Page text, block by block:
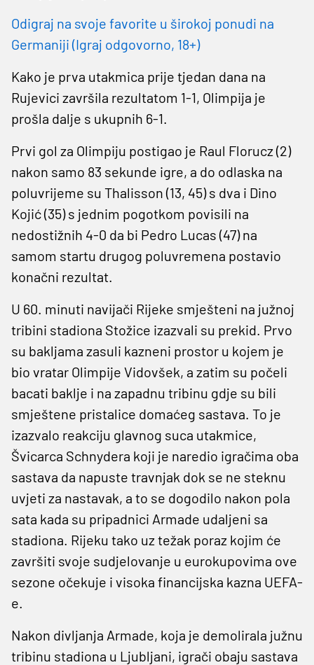
Odigraj na svoje favorite u širokoj ponudi na
Germaniji (Igraj odgovorno, 18+)
Kako je prva utakmica prije tjedan dana na
Rujevici završila rezultatom 1-1, Olimpija je
prošla dalje s ukupnih 6-1.
Prvi gol za Olimpiju postigao je Raul Florucz (2)
nakon samo 83 sekunde igre, a do odlaska na
poluvrijeme su Thalisson (13, 45) s dva i Dino
Kojić (35) s jednim pogotkom povisili na
nedostižnih 4-0 da bi Pedro Lucas (47) na
samom startu drugog poluvremena postavio
konačni rezultat.
U 60. minuti navijači Rijeke smješteni na južnoj
tribini stadiona Stožice izazvali su prekid. Prvo
su bakljama zasuli kazneni prostor u kojem je
bio vratar Olimpije Vidovšek, a zatim su počeli
bacati baklje i na zapadnu tribinu gdje su bili
smještene pristalice domaćeg sastava. To je
izazvalo reakciju glavnog suca utakmice,
Švicarca Schnydera koji je naredio igračima oba
sastava da napuste travnjak dok se ne steknu
uvjeti za nastavak, a to se dogodilo nakon pola
sata kada su pripadnici Armade udaljeni sa
stadiona. Rijeku tako uz težak poraz kojim će
završiti svoje sudjelovanje u eurokupovima ove
sezone očekuje i visoka financijska kazna UEFA-
e.
Nakon divljanja Armade, koja je demolirala južnu
tribinu stadiona u Ljubljani, igrači obaju sastava